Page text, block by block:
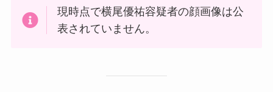
現時点で横尾優祐容疑者の顔画像は公
表されていません。